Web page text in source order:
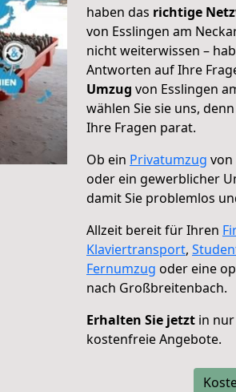
haben das richtige
von Esslingen am
nicht weiterwissen –
Antworten auf Ihre
Umzug von Esslingen
wählen Sie sie uns,
Ihre Fragen parat.
Ob ein Privatumzug von
oder ein gewerblicher
damit Sie problemlos
Allzeit bereit für Ihren
Klaviertransport,
Fernumzug oder eine
nach Großbreitenbach.
Erhalten Sie jetzt in
kostenfreie Angebote.